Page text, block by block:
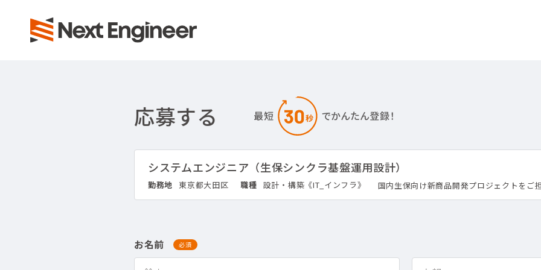
応募する
システムエンジニア（生保シンクラ基盤運用設計）
勤務地 東京都大田区 職種 設計・構築《IT_インフラ》 国内生保向け新商品開発プロジェクトをご
お名前 必須